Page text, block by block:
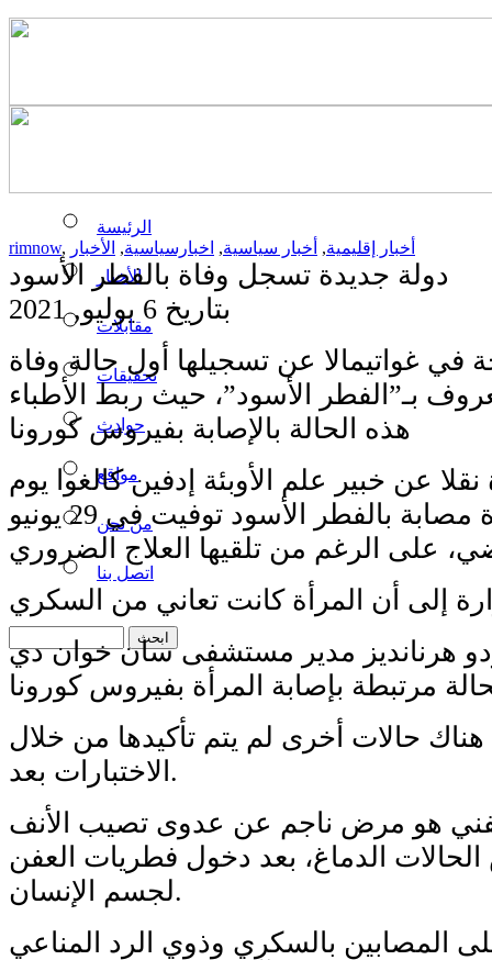
الرئيسة
الأخبار
مقابلات
تحقيقات
حوادث
مواقع
من نحن
اتصل بنا
rimnow, أخبار إقليمية, أخبار سياسية, اخبارسياسية, الأخبار
دولة جديدة تسجل وفاة بالفطر الأسود
بتاريخ 6 يوليو, 2021
في غواتيمالا عن تسجيلها أول حالة وفاة
بـ”الفطر الأسود”، حيث ربط الأطباء
هذه الحالة بالإصابة بفيروس كورونا
عن خبير علم الأوبئة إدفين كالغوا يوم
الاثنين، أن إمرأة مصابة بالفطر الأسود توفيت في 29 يونيو
هرنانديز مدير مستشفى سان خوان دي
حالات أخرى لم يتم تأكيدها من خلال
الاختبارات بعد.
هو مرض ناجم عن عدوى تصيب الأنف
الدماغ، بعد دخول فطريات العفن
لجسم الإنسان.
بالسكري وذوي الرد المناعي